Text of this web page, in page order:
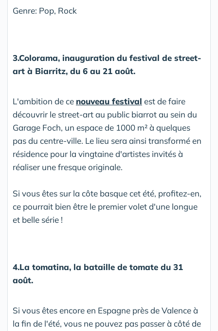
Genre: Pop, Rock
3.Colorama, inauguration du festival de street-
art à Biarritz, du 6 au 21 août.
L'ambition de ce nouveau festival est de faire
découvrir le street-art au public biarrot au sein du
Garage Foch, un espace de 1000 m² à quelques
pas du centre-ville. Le lieu sera ainsi transformé en
résidence pour la vingtaine d'artistes invités à
réaliser une fresque originale.
Si vous êtes sur la côte basque cet été, profitez-en,
ce pourrait bien être le premier volet d'une longue
et belle série !
4.La tomatina, la bataille de tomate du 31
août.
Si vous êtes encore en Espagne près de Valence à
la fin de l'été, vous ne pouvez pas passer à côté de